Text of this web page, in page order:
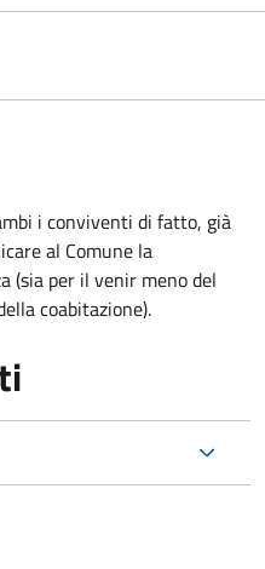
i conviventi di fatto, già
al Comune la
(sia per il venir meno del
coabitazione).